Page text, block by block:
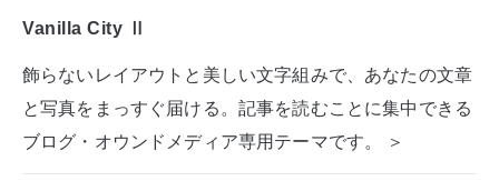
Vanilla City Ⅱ
飾らないレイアウトと美しい文字組みで、あなたの文章
と写真をまっすぐ届ける。記事を読むことに集中できる
ブログ・オウンドメディア専用テーマです。 ＞